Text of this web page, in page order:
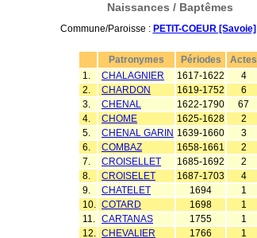
Naissances / Baptêmes
Commune/Paroisse : PETIT-COEUR [Savoie]
Patronymes Périodes
Actes
1.
CHALAGNIER 1617-1622
4
2.
CHARDON 1619-1752
6
3.
CHENAL 1622-1790
67
4.
CHOME 1625-1628
2
5.
CHENAL GARIN 1639-1660
3
6.
COMBAZ 1658-1661
2
7.
CROISELLET 1685-1692
2
8.
CROISELET 1687-1703
4
9.
CHATELET 1694
1
10.
COTARD 1698
1
11.
CARTANAS 1755
1
12.
CHEVALIER 1766 1